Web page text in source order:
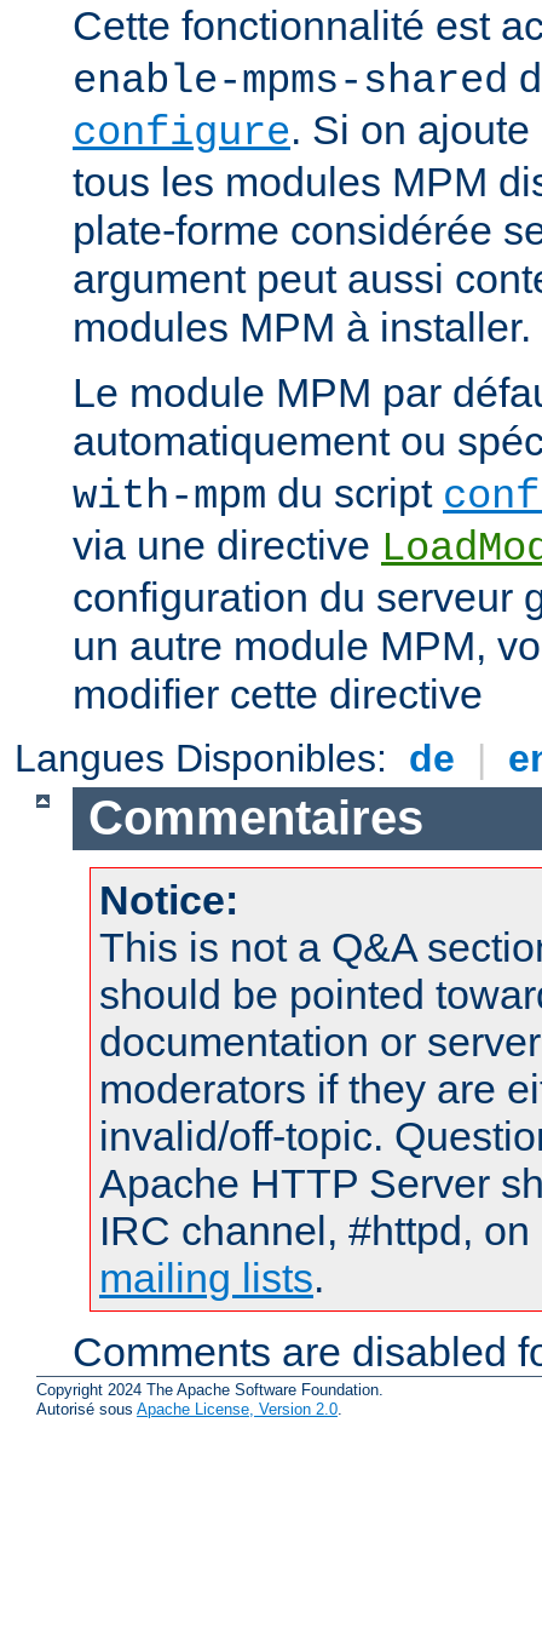
Cette fonctionnalité est
enable-mpms-shared
configure. Si on
tous les modules MPM
plate-forme considérée
argument peut aussi
modules MPM à installer.
Le module MPM par
automatiquement ou
with-mpm du script
via une directive
configuration du serveur
un autre module MPM,
modifier cette directive
Langues Disponibles: de |
Commentaires
Notice:
This is not a Q&A
should be pointed
documentation or
moderators if they are
invalid/off-topic.
Apache HTTP Server
IRC channel, #httpd,
mailing lists.
Comments are disabled
Copyright 2024 The Apache Software Foundation.
Autorisé sous Apache License, Version 2.0